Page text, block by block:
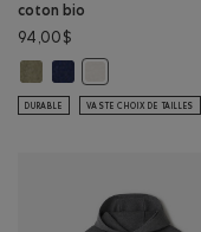
coton bio
94,00$
Chandail kangourou
Chandail kangourou
DURABLE VASTE CHOIX DE TAILLES